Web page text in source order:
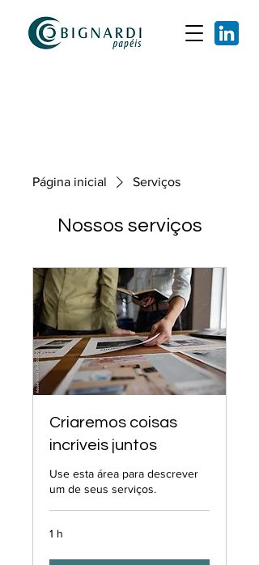
Página inicial Serviços
Nossos serviços
Criaremos coisas
incríveis juntos
Use esta área para descrever
um de seus serviços.
1 h